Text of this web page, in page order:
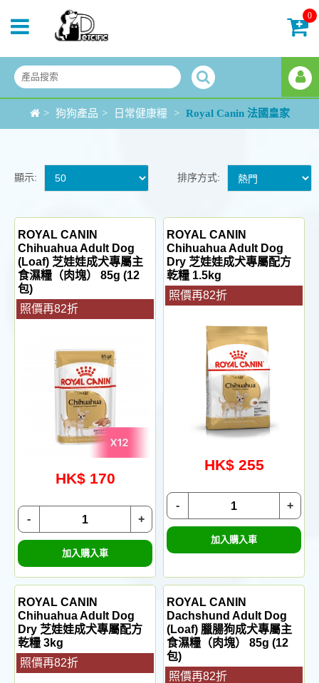
0
> 狗狗產品 > 日常健康糧 > Royal Canin 法國皇家
排序方式:
顯示:
ROYAL CANIN
Chihuahua Adult Dog
(Loaf) 芝娃娃成犬專屬主
食濕糧（肉塊） 85g (12
包)
照價再82折
HK$ 170
+
-
加入購入車
ROYAL CANIN
Chihuahua Adult Dog
Dry 芝娃娃成犬專屬配方
乾糧 1.5kg
照價再82折
HK$ 255
+
-
加入購入車
ROYAL CANIN
Chihuahua Adult Dog
Dry 芝娃娃成犬專屬配方
乾糧 3kg
照價再82折
ROYAL CANIN
Dachshund Adult Dog
(Loaf) 臘腸狗成犬專屬主
食濕糧（肉塊） 85g (12
包)
照價再82折